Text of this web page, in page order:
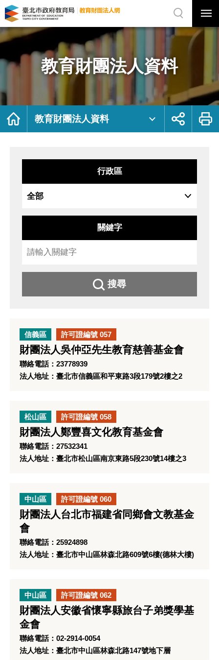
教
育
團
資
料
府
局
法
網
站
選
選
單
關
網
站
尋
教育財團法人資料
首
教育財團法人資料
展
鈕
列
行政區
關鍵字
搜尋
信義區 許可證編號 057
財團法人吳仲亞先生教育慈善基金會
聯絡電話：23778939
法人地址：臺北市信義區和平東路3段179號2樓之2
松山區 許可證編號 058
財團法人鄭豐喜文化教育基金會
聯絡電話：27532341
法人地址：臺北市松山區南京東路5段230號14樓之3
中山區 許可證編號 060
財團法人台北市福建省同鄉會文教基金
會
聯絡電話：25924898
法人地址：臺北市中山區林森北路609號6樓(德林大樓)
中山區 許可證編號 062
財團法人安徽省懷寧縣旅台子弟獎學基
金會
聯絡電話：02-2914-0054
法人地址：臺北市中山區林森北路147號地下層